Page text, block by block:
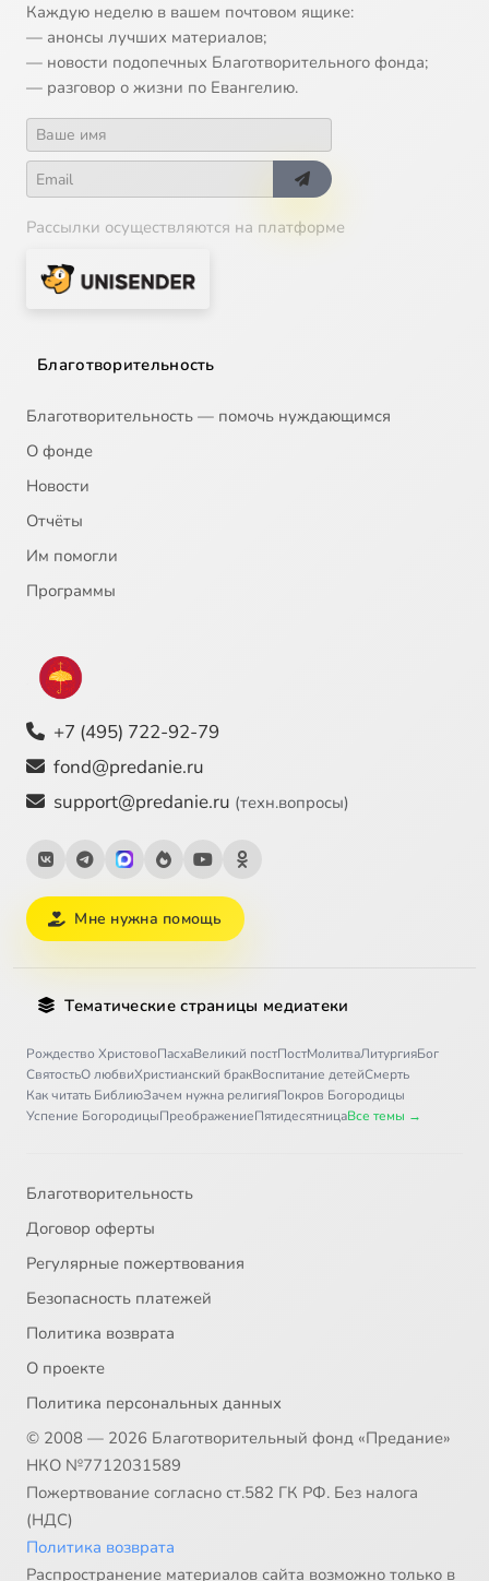
Каждую неделю в вашем почтовом ящике:
— анонсы лучших материалов;
— новости подопечных Благотворительного фонда;
— разговор о жизни по Евангелию.
Рассылки осуществляются на платформе
Благотворительность
Благотворительность — помочь нуждающимся
О фонде
Новости
Отчёты
Им помогли
Программы
+7 (495) 722-92-79
fond@predanie.ru
support@predanie.ru (техн.вопросы)
Мне нужна помощь
Тематические страницы медиатеки
Рождество ХристовоПасхаВеликий постПостМолитваЛитургияБог
СвятостьО любвиХристианский бракВоспитание детейСмерть
Как читать БиблиюЗачем нужна религияПокров Богородицы
Успение БогородицыПреображениеПятидесятницаВсе темы →
Благотворительность
Договор оферты
Регулярные пожертвования
Безопасность платежей
Политика возврата
О проекте
Политика персональных данных
© 2008 — 2026 Благотворительный фонд «Предание»
НКО №7712031589
Пожертвование согласно ст.582 ГК РФ. Без налога
(НДС)
Политика возврата
Распространение материалов сайта возможно только в